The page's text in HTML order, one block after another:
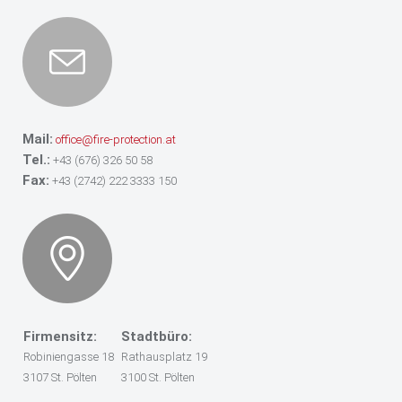
Mail: office@fire-protection.at
Tel.: +43 (676) 326 50 58
Fax: +43 (2742) 222 3333 150
Firmensitz:
Robiniengasse 18
3107 St. Pölten
Stadtbüro:
Rathausplatz 19
3100 St. Pölten